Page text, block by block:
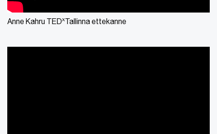
Anne Kahru TEDxTallinna ettekanne